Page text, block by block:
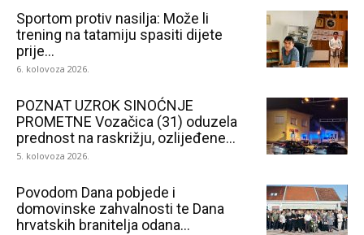
Sportom protiv nasilja: Može li
trening na tatamiju spasiti dijete
prije...
6. kolovoza 2026.
POZNAT UZROK SINOĆNJE
PROMETNE Vozačica (31) oduzela
prednost na raskrižju, ozlijeđene...
5. kolovoza 2026.
Povodom Dana pobjede i
domovinske zahvalnosti te Dana
hrvatskih branitelja odana...